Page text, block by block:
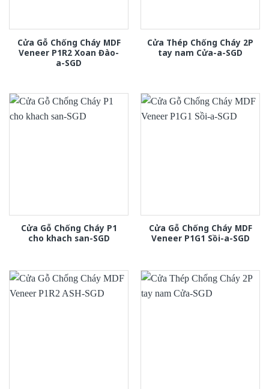
Cửa Gỗ Chống Cháy MDF
Veneer P1R2 Xoan Đào-
a-SGD
Cửa Thép Chống Cháy 2P
tay nam Cửa-a-SGD
Cửa Gỗ Chống Cháy P1
cho khach san-SGD
Cửa Gỗ Chống Cháy MDF
Veneer P1G1 Sồi-a-SGD